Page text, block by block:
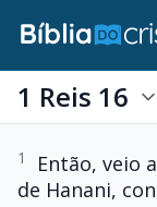
1 Reis 16
1
Então, veio
de Hanani,